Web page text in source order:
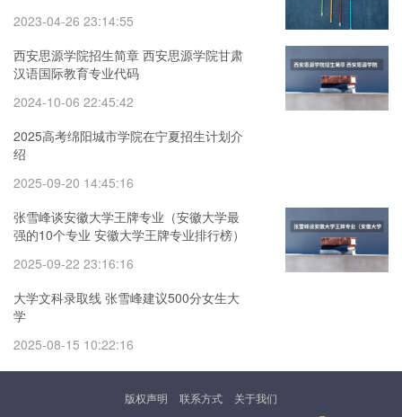
2023-04-26 23:14:55
西安思源学院招生简章 西安思源学院甘肃
汉语国际教育专业代码
2024-10-06 22:45:42
2025高考绵阳城市学院在宁夏招生计划介
绍
2025-09-20 14:45:16
张雪峰谈安徽大学王牌专业（安徽大学最
强的10个专业 安徽大学王牌专业排行榜）
2025-09-22 23:16:16
大学文科录取线 张雪峰建议500分女生大
学
2025-08-15 10:22:16
版权声明 联系方式
关于我们